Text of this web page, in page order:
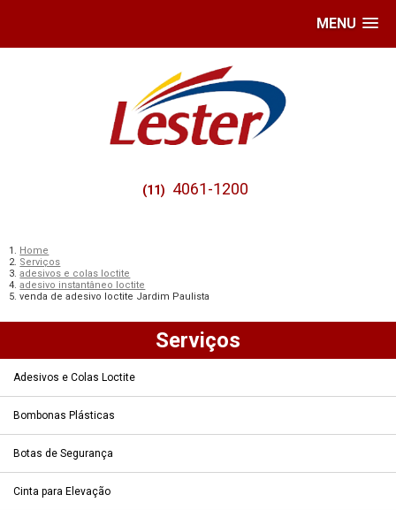
MENU
(11) 4061-1200
Home
Serviços
adesivos e colas loctite
adesivo instantâneo loctite
venda de adesivo loctite Jardim Paulista
Serviços
Adesivos e Colas Loctite
Bombonas Plásticas
Botas de Segurança
Cinta para Elevação